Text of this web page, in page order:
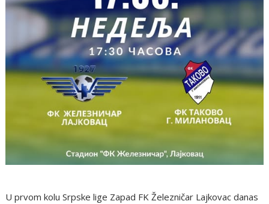
U prvom kolu Srpske lige Zapad FK Železničar Lajkovac danas